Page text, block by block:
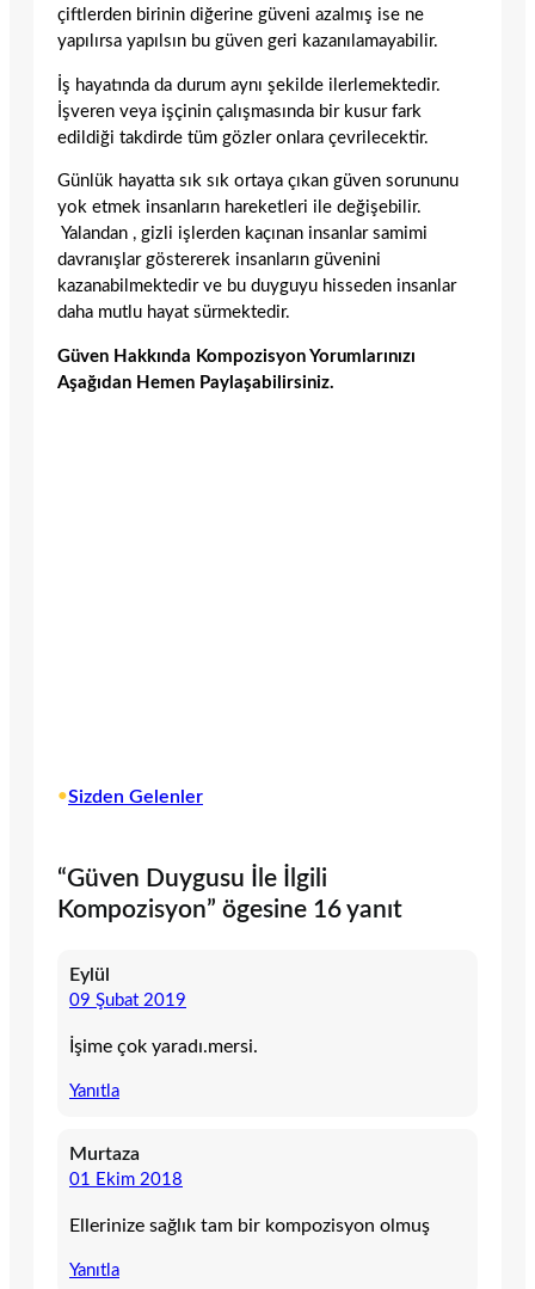
çiftlerden birinin diğerine güveni azalmış ise ne
yapılırsa yapılsın bu güven geri kazanılamayabilir.
İş hayatında da durum aynı şekilde ilerlemektedir.
İşveren veya işçinin çalışmasında bir kusur fark
edildiği takdirde tüm gözler onlara çevrilecektir.
Günlük hayatta sık sık ortaya çıkan güven sorununu
yok etmek insanların hareketleri ile değişebilir.
Yalandan , gizli işlerden kaçınan insanlar samimi
davranışlar göstererek insanların güvenini
kazanabilmektedir ve bu duyguyu hisseden insanlar
daha mutlu hayat sürmektedir.
Güven Hakkında Kompozisyon Yorumlarınızı
Aşağıdan Hemen Paylaşabilirsiniz.
•Sizden Gelenler
“Güven Duygusu İle İlgili
Kompozisyon” ögesine 16 yanıt
Eylül
09 Şubat 2019
İşime çok yaradı.mersi.
Yanıtla
Murtaza
01 Ekim 2018
Ellerinize sağlık tam bir kompozisyon olmuş
Yanıtla